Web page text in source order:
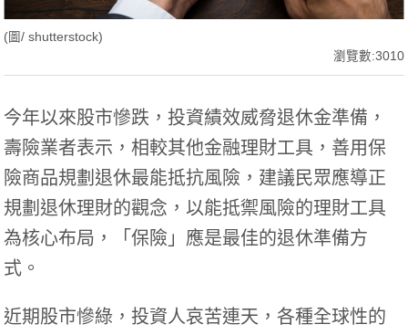
(圖/ shutterstock)
瀏覽數:3010
今年以來股市慘跌，投資績效威脅退休金準備，
壽險業者表示，相較其他金融理財工具，善用保
險商品規劃退休最能抵抗風險，建議民眾應導正
規劃退休理財的觀念，以能抵禦風險的理財工具
為核心布局，「保險」應是最佳的退休準備方
式。
近期股市慘綠，投資人哀苦連天，各種全球性的